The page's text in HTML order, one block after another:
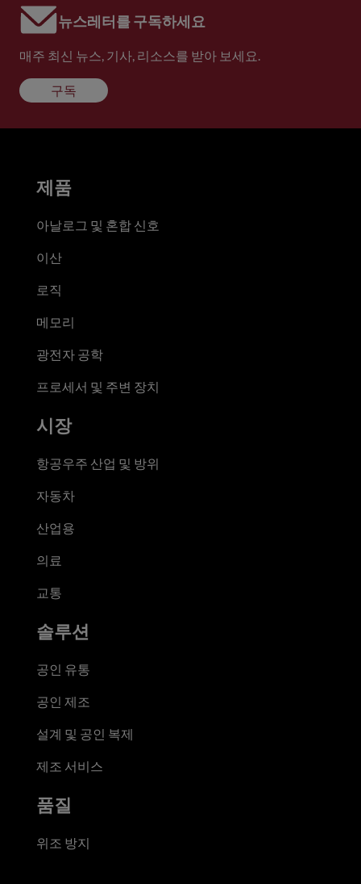
뉴스레터를 구독하세요
매주 최신 뉴스, 기사, 리소스를 받아 보세요.
구독
제품
아날로그 및 혼합 신호
이산
로직
메모리
광전자 공학
프로세서 및 주변 장치
시장
항공우주 산업 및 방위
자동차
산업용
의료
교통
솔루션
공인 유통
공인 제조
설계 및 공인 복제
제조 서비스
품질
위조 방지